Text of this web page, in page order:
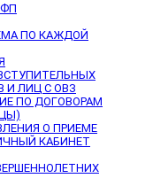
ПО КАЖДОЙ
И ЛИЦ С ОВЗ
ПО ДОГОВОРАМ
О ПРИЕМЕ
КАБИНЕТ